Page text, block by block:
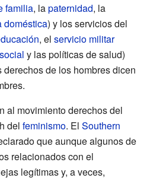
familia, lapaternidad, la
doméstica) y los servicios del
, el servicio militar
y las políticas de salud)
de los hombres dicen
al movimiento derechos del
del feminismo. El Southern
que aunque algunos de
relacionados con el
legítimas y, a veces,